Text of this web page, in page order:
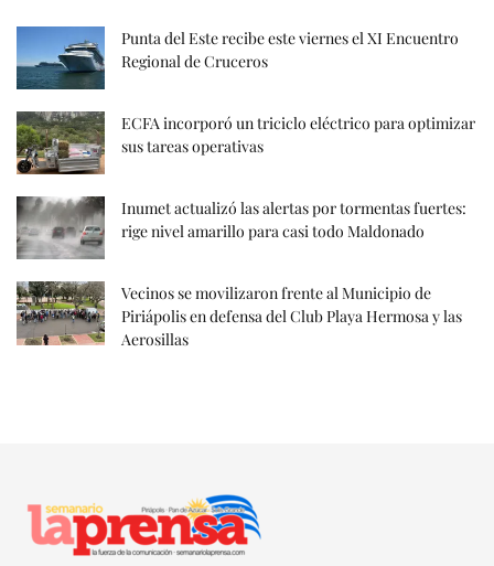
Punta del Este recibe este viernes el XI Encuentro
Regional de Cruceros
ECFA incorporó un triciclo eléctrico para optimizar
sus tareas operativas
Inumet actualizó las alertas por tormentas fuertes:
rige nivel amarillo para casi todo Maldonado
Vecinos se movilizaron frente al Municipio de
Piriápolis en defensa del Club Playa Hermosa y las
Aerosillas